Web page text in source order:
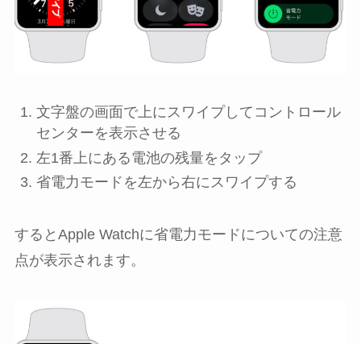
文字盤の画面で上にスワイプして コントロール
センターを表示させる
左1番上にある電池の残量をタップ
省電力モード を左から右にスワイプする
するとApple Watchに省電力モードについての注意
点が表示されます。